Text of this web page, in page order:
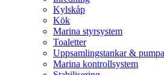
Kylskåp
Kök
Marina styrsystem
Toaletter
Uppsamlingstankar &
Marina kontrollsystem